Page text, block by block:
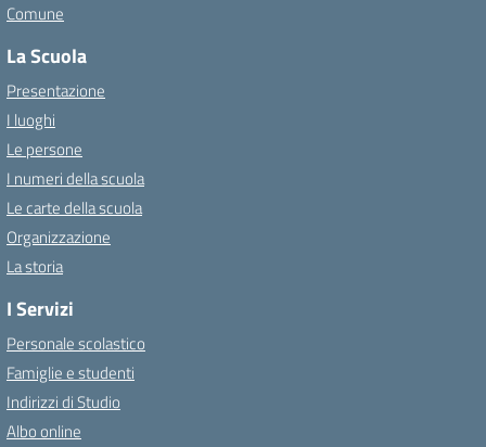
Comune
La Scuola
Presentazione
I luoghi
Le persone
I numeri della scuola
Le carte della scuola
Organizzazione
La storia
I Servizi
Personale scolastico
Famiglie e studenti
Indirizzi di Studio
Albo online